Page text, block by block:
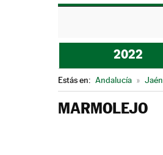
2022
Estás en: Andalucía » Jaén
MARMOLEJO